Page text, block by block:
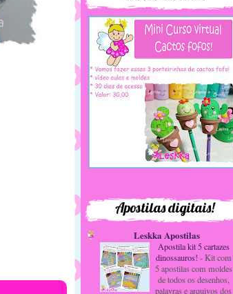
Apostilas digitais!
Leskka Apostilas
Apostila kit 5 cartazes
dinossauros! -Kit com
5 apostilas com moldes
de todos os desenhos,
palavras e arquivos dos